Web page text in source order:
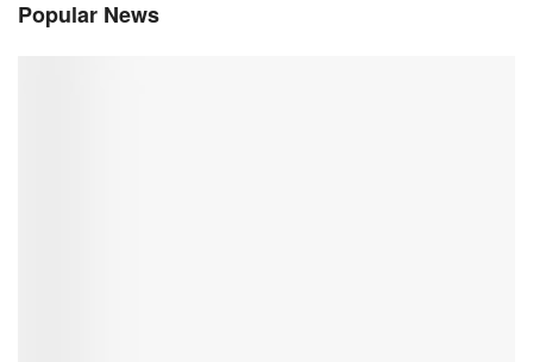
Popular News